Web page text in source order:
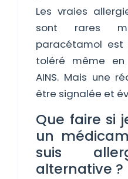
Les vraies
sont rares
paracétamol est
toléré même
AINS. Mais une
être signalée et
Que faire si
un
suis
alternative ?